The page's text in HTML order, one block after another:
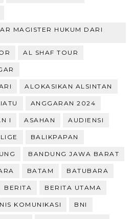
MAGISTER HUKUM DARI
AL SHAF TOUR
ALOKASIKAN ALSINTAN
ANGGARAN 2024
I ASAHAN AUDIENSI
BALIKPAPAN
BANDUNG JAWA BARAT
BATAM BATUBARA
BERITA BERITA UTAMA
KOMUNIKASI BNI